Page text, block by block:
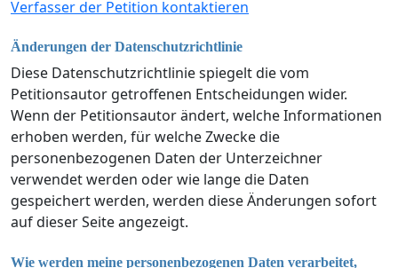
Verfasser der Petition kontaktieren
Änderungen der Datenschutzrichtlinie
Diese Datenschutzrichtlinie spiegelt die vom
Petitionsautor getroffenen Entscheidungen wider.
Wenn der Petitionsautor ändert, welche Informationen
erhoben werden, für welche Zwecke die
personenbezogenen Daten der Unterzeichner
verwendet werden oder wie lange die Daten
gespeichert werden, werden diese Änderungen sofort
auf dieser Seite angezeigt.
Wie werden meine personenbezogenen Daten verarbeitet,